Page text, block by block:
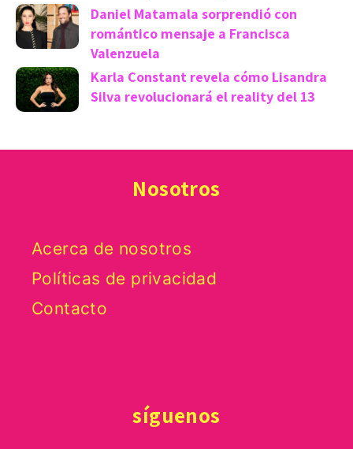
Daniel Matamala sorprendió con
romántico mensaje a Francisca
Valenzuela
Karla Constant revela cómo Lisandra
Silva revolucionará el reality del 13
Nosotros
Acerca de nosotros
Políticas de privacidad
Contacto
síguenos